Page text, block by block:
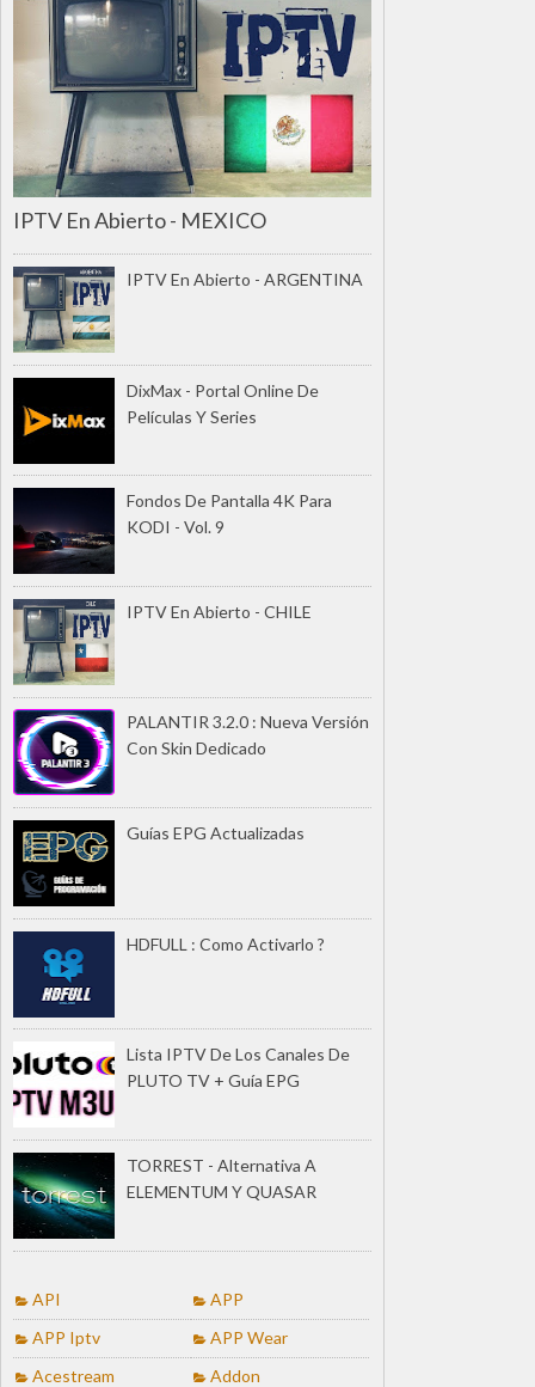
IPTV En Abierto - MEXICO
IPTV En Abierto - ARGENTINA
DixMax - Portal Online De
Películas Y Series
Fondos De Pantalla 4K Para
KODI - Vol. 9
IPTV En Abierto - CHILE
PALANTIR 3.2.0 : Nueva Versión
Con Skin Dedicado
Guías EPG Actualizadas
HDFULL : Como Activarlo ?
Lista IPTV De Los Canales De
PLUTO TV + Guía EPG
TORREST - Alternativa A
ELEMENTUM Y QUASAR
API
APP
APP Iptv
APP Wear
Acestream
Addon